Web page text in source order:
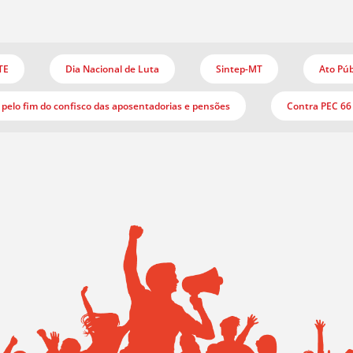
Dia Nacional de Luta Sintep-MT Ato
pelo fim do confisco das aposentadorias e pensões Contra PEC 66